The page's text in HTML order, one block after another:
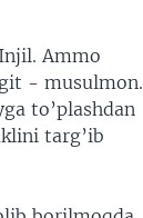
Ammo
- musulmon.
to’plashdan
targ’ib